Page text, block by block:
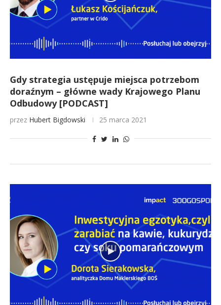
Gdy strategia ustępuje miejsca potrzebom
doraźnym – główne wady Krajowego Planu
Odbudowy [PODCAST]
przez Hubert Bigdowski 25 marca 2021